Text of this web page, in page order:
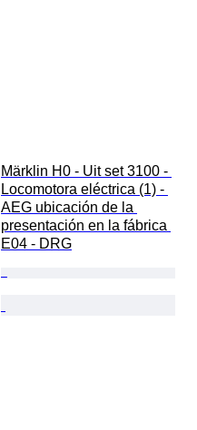
Märklin H0 - Uit set 3100 -
Locomotora eléctrica (1) -
AEG ubicación de la
presentación en la fábrica
E04 - DRG